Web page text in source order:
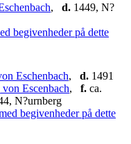
, d. 1449, N?
Eschenbach, d. 1491
Escenbach, f. ca.
N?urnberg